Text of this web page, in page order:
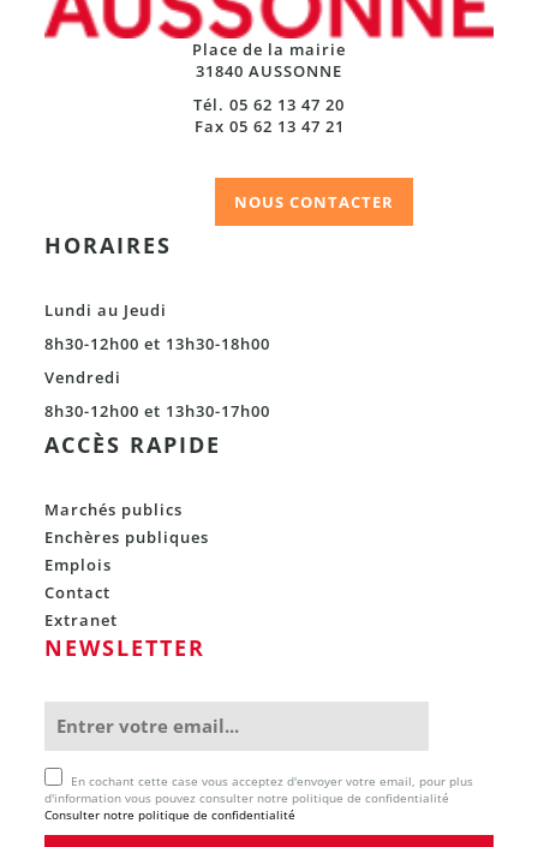
Place de la mairie
31840 AUSSONNE
Tél. 05 62 13 47 20
Fax 05 62 13 47 21
NOUS CONTACTER
HORAIRES
Lundi au Jeudi
8h30-12h00 et 13h30-18h00
Vendredi
8h30-12h00 et 13h30-17h00
ACCÈS RAPIDE
Marchés publics
Enchères publiques
Emplois
Contact
Extranet
NEWSLETTER
En cochant cette case vous acceptez d'envoyer votre email, pour plus
d'information vous pouvez consulter notre politique de confidentialité
Consulter notre politique de confidentialité